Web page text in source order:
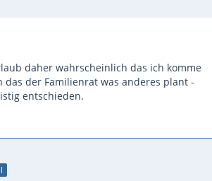
daher wahrscheinlich das ich komme
das der Familienrat was anderes plant -
entschieden.